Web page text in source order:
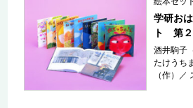
学研お
ト 第２
酒井駒子
たけうち
（作）
／